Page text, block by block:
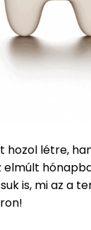
létre,
is, mi az a